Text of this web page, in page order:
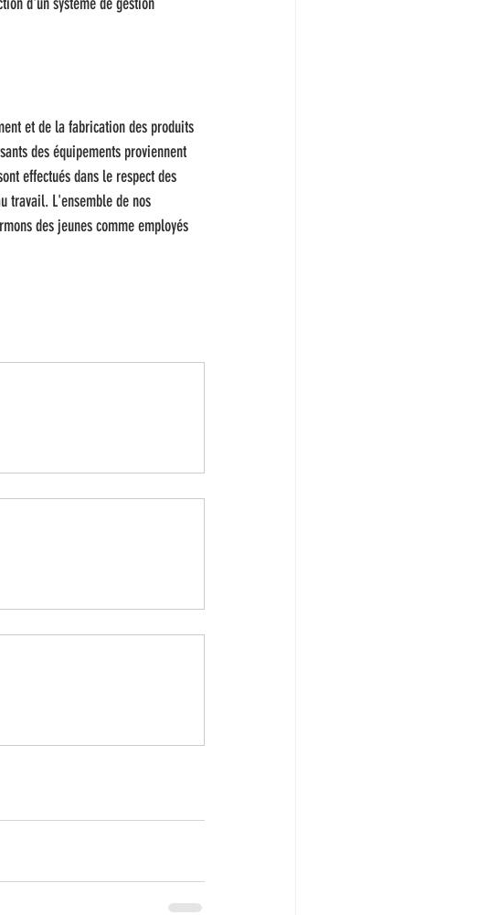
et de la fabrication des produits
des équipements proviennent
effectués dans le respect des
travail. L'ensemble de nos
des jeunes comme employés